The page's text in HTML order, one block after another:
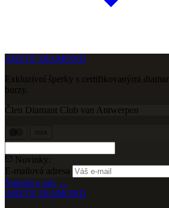
ARETE DIAMOND
Exkluzivní šperky s certifikovanými
burzy.
Člen Diamant Club van Antwerpen
Novinky:
E-mailová adresa
Napsali o nás →
ARETE DIAMOND